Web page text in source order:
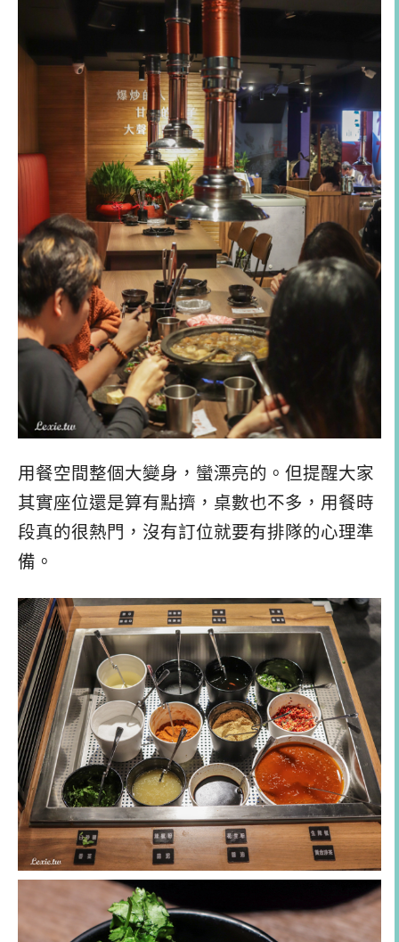
用餐空間整個大變身，蠻漂亮的。但提醒大家
其實座位還是算有點擠，桌數也不多，用餐時
段真的很熱門，沒有訂位就要有排隊的心理準
備。